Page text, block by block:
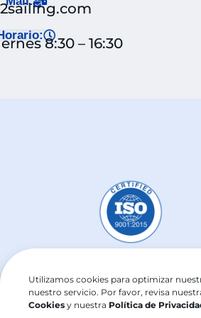
Utilizamos cookies para optimizar
nuestro servicio. Por favor, revisa
Cookies y nuestra Política de
8:30 – 16:30
Calidad